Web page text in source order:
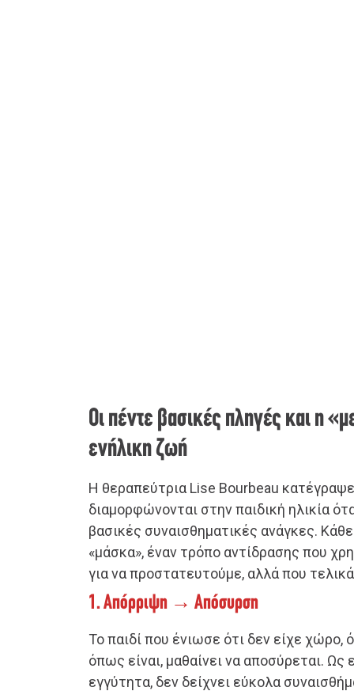
Οι πέντε βασικές πληγές και η
ενήλικη ζωή
Η θεραπεύτρια Lise Bourbeau
διαμορφώνονται στην παιδική ηλικία
βασικές συναισθηματικές ανάγκες.
«μάσκα», έναν τρόπο αντίδρασης που
για να προστατευτούμε, αλλά που τελικά
1. Απόρριψη → Απόσυρση
Το παιδί που ένιωσε ότι δεν είχε χώρο,
όπως είναι, μαθαίνει να αποσύρεται. Ως
εγγύτητα, δεν δείχνει εύκολα